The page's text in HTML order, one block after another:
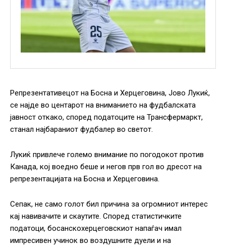
Репрезентативецот на Босна и Херцеговина, Јово Лукиќ,
се најде во центарот на вниманието на фудбалската
јавност откако, според податоците на Трансфермаркт,
станал најбараниот фудбалер во светот.
Лукиќ привлече големо внимание по погодокот против
Канада, кој воедно беше и негов прв гол во дресот на
репрезентацијата на Босна и Херцеговина.
Сепак, не само голот бил причина за огромниот интерес
кај навивачите и скаутите. Според статистичките
податоци, босанскохерцеговскиот напаѓач имал
импресивен учинок во воздушните дуели и на